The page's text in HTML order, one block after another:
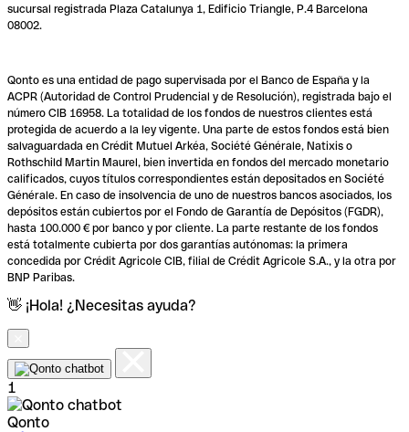
sucursal registrada Plaza Catalunya 1, Edificio Triangle, P.4 Barcelona
08002.
Qonto es una entidad de pago supervisada por el Banco de España y la
ACPR (Autoridad de Control Prudencial y de Resolución), registrada bajo el
número CIB 16958. La totalidad de los fondos de nuestros clientes está
protegida de acuerdo a la ley vigente. Una parte de estos fondos está bien
salvaguardada en Crédit Mutuel Arkéa, Société Générale, Natixis o
Rothschild Martin Maurel, bien invertida en fondos del mercado monetario
calificados, cuyos títulos correspondientes están depositados en Société
Générale. En caso de insolvencia de uno de nuestros bancos asociados, los
depósitos están cubiertos por el Fondo de Garantía de Depósitos (FGDR),
hasta 100.000 € por banco y por cliente. La parte restante de los fondos
está totalmente cubierta por dos garantías autónomas: la primera
concedida por Crédit Agricole CIB, filial de Crédit Agricole S.A., y la otra por
BNP Paribas.
👋 ¡Hola! ¿Necesitas ayuda?
1
Qonto